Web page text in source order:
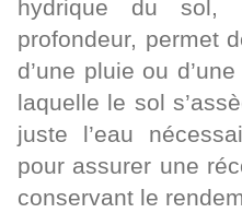
hydrique du sol,
profondeur, permet
d’une pluie ou
laquelle le sol
juste l’eau
pour assurer une
conservant le